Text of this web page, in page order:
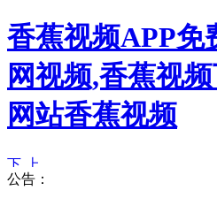
香蕉视频APP免
网视频,香蕉视
网站香蕉视频
公告：